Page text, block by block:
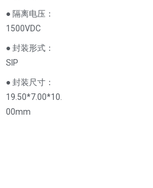
● 隔离电压：
1500VDC
● 封装形式：
SIP
● 封装尺寸：
19.50*7.00*10.
00mm